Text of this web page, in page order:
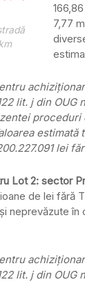
7,77
lit. j din
lei
Lot 2: sector
de lei fără
neprevăzute
lit. j din